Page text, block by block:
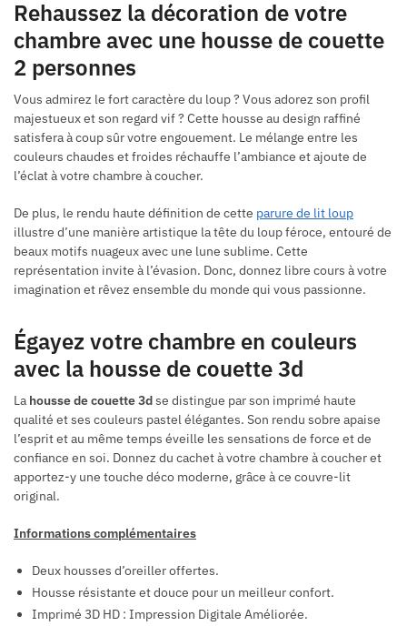
Rehaussez la décoration de votre
chambre avec une housse de couette
2 personnes
Vous admirez le fort caractère du loup ? Vous adorez son profil
majestueux et son regard vif ? Cette housse au design raffiné
satisfera à coup sûr votre engouement. Le mélange entre les
couleurs chaudes et froides réchauffe l’ambiance et ajoute de
l’éclat à votre chambre à coucher.
De plus, le rendu haute définition de cette parure de lit loup
illustre d’une manière artistique la tête du loup féroce, entouré de
beaux motifs nuageux avec une lune sublime. Cette
représentation invite à l’évasion. Donc, donnez libre cours à votre
imagination et rêvez ensemble du monde qui vous passionne.
Égayez votre chambre en couleurs
avec la housse de couette 3d
La housse de couette 3dse distingue par son imprimé haute
qualité et ses couleurs pastel élégantes. Son rendu sobre apaise
l’esprit et au même temps éveille les sensations de force et de
confiance en soi. Donnez du cachet à votre chambre à coucher et
apportez-y une touche déco moderne, grâce à ce couvre-lit
original.
Informations complémentaires
Deux housses d’oreiller offertes.
Housse résistante et douce pour un meilleur confort.
Imprimé 3D HD : Impression Digitale Améliorée.